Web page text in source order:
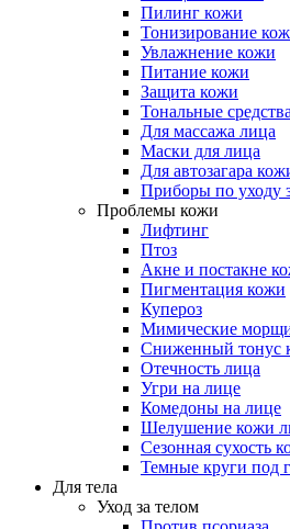
Пилинг кожи
Тонизирование
Увлажнение кожи
Питание кожи
Защита кожи
Тональные средства
Для массажа лица
Маски для лица
Для автозагара
Приборы по уходу
Проблемы кожи
Лифтинг
Птоз
Акне и постакне
Пигментация кожи
Купероз
Мимические
Сниженный тонус
Отечность лица
Угри на лице
Комедоны на лице
Шелушение кожи
Сезонная сухость
Темные круги под
Для тела
Уход за телом